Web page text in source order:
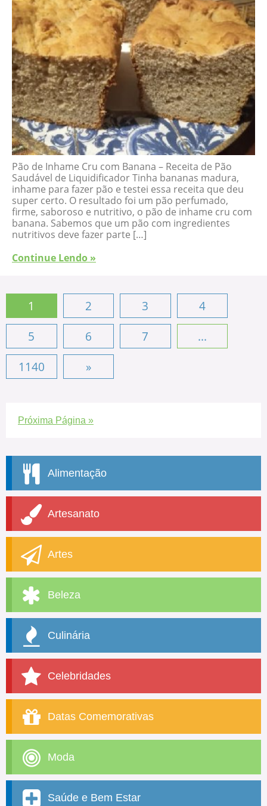
Pão de Inhame Cru com Banana – Receita de Pão
Saudável de Liquidificador Tinha bananas madura,
inhame para fazer pão e testei essa receita que deu
super certo. O resultado foi um pão perfumado,
firme, saboroso e nutritivo, o pão de inhame cru com
banana. Sabemos que um pão com ingredientes
nutritivos deve fazer parte […]
Continue Lendo »
1 2 3
4
5
6 7
...
1140
»
Próxima Página »
Alimentação
Artesanato
Artes
Beleza
Culinária
Celebridades
Datas Comemorativas
Moda
Saúde e Bem Estar